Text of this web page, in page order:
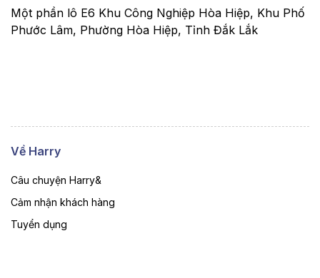
Một phần lô E6 Khu Công Nghiệp Hòa Hiệp, Khu Phố
Phước Lâm, Phường Hòa Hiệp, Tỉnh Đắk Lắk
Về Harry
Câu chuyện Harry&
Cảm nhận khách hàng
Tuyển dụng